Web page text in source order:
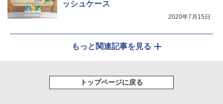
ッシュケース
2020年7月15日
もっと関連記事を見る
トップページに戻る